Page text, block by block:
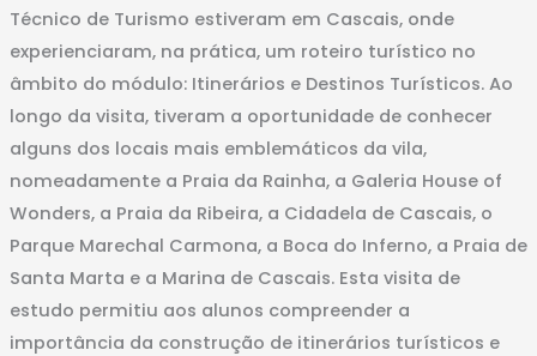
Técnico de Turismo estiveram em Cascais, onde
experienciaram, na prática, um roteiro turístico no
âmbito do módulo: Itinerários e Destinos Turísticos. Ao
longo da visita, tiveram a oportunidade de conhecer
alguns dos locais mais emblemáticos da vila,
nomeadamente a Praia da Rainha, a Galeria House of
Wonders, a Praia da Ribeira, a Cidadela de Cascais, o
Parque Marechal Carmona, a Boca do Inferno, a Praia de
Santa Marta e a Marina de Cascais. Esta visita de
estudo permitiu aos alunos compreender a
importância da construção de itinerários turísticos e